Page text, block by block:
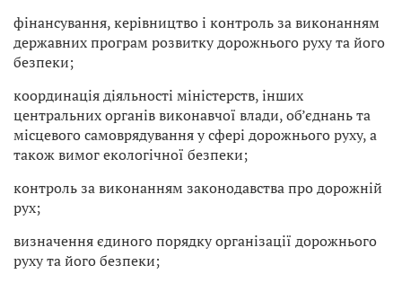
фінансування, керівництво і контроль за виконанням
державних програм розвитку дорожнього руху та його
безпеки;
координація діяльності міністерств, інших
центральних органів виконавчої влади, об’єднань та
місцевого самоврядування у сфері дорожнього руху, а
також вимог екологічної безпеки;
контроль за виконанням законодавства про дорожній
рух;
визначення єдиного порядку організації дорожнього
руху та його безпеки;